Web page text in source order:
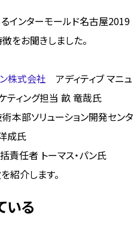
インターモールド名古屋2019
をお聞きしました。
株式会社 アディティブ マニュ
ティング担当 畝 竜哉氏
本部ソリューション開発センタ
成氏
責任者 トーマス・パン氏
紹介します。
いる